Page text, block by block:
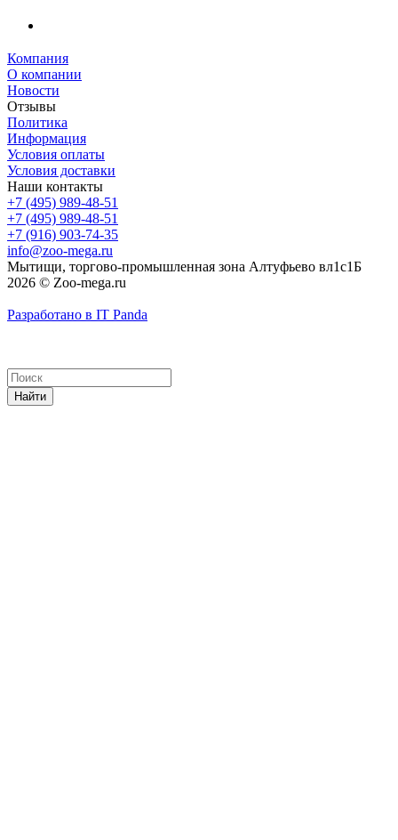
Компания
О компании
Новости
Отзывы
Политика
Информация
Условия оплаты
Условия доставки
Наши контакты
+7 (495) 989-48-51
+7 (495) 989-48-51
+7 (916) 903-74-35
info@zoo-mega.ru
Мытищи, торгово-промышленная зона Алтуфьево вл1с1Б
2026 © Zoo-mega.ru
Разработано в IT Panda
Найти